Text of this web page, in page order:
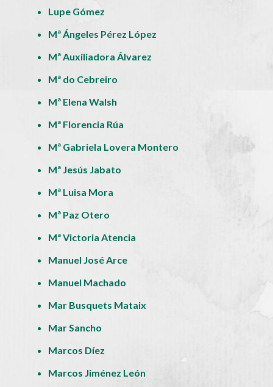
Lupe Gómez
Mª Ángeles Pérez López
Mª Auxiliadora Álvarez
Mª do Cebreiro
Mª Elena Walsh
Mª Florencia Rúa
Mª Gabriela Lovera Montero
Mª Jesús Jabato
Mª Luisa Mora
Mª Paz Otero
Mª Victoria Atencia
Manuel José Arce
Manuel Machado
Mar Busquets Mataix
Mar Sancho
Marcos Díez
Marcos Jiménez León